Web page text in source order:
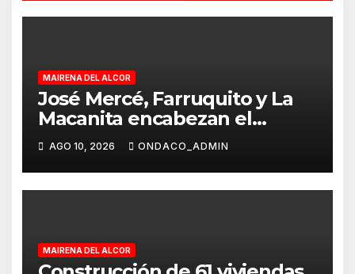
MAIRENA DEL ALCOR
José Mercé, Farruquito y La
Macanita encabezan el
histórico cartel del LXV
Festival de Cante Jondo
Antonio Mairena
AGO 10, 2026 ONDACO_ADMIN
MAIRENA DEL ALCOR